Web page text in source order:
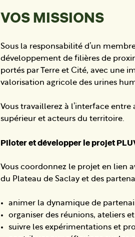
VOS MISSIONS
Sous la responsabilité d’un
développement de filières de
portés par Terre et Cité, avec une
valorisation agricole des urines
Vous travaillerez à l’interface
supérieur et acteurs du territoire.
Piloter et développer le projet
Vous coordonnez le projet en lien
du Plateau de Saclay et des
animer la dynamique de
organiser des réunions, ateliers
suivre les expérimentations et